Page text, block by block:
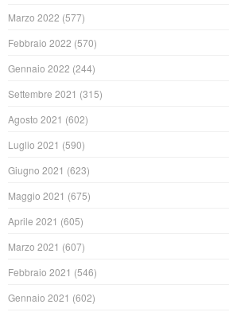
Marzo 2022 (577)
Febbraio 2022 (570)
Gennaio 2022 (244)
Settembre 2021 (315)
Agosto 2021 (602)
Luglio 2021 (590)
Giugno 2021 (623)
Maggio 2021 (675)
Aprile 2021 (605)
Marzo 2021 (607)
Febbraio 2021 (546)
Gennaio 2021 (602)